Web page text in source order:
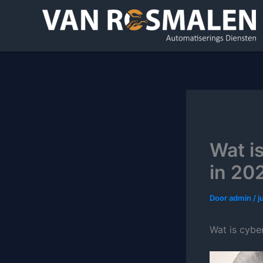
inhoud
Wat
in
Dooradmin /
Wat is